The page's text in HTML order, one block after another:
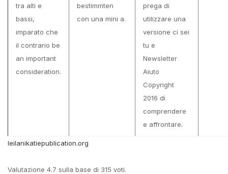
tra alti e
bassi,
imparato che
il contrario be
an important
consideration.
bestimmten
con una mini a.
prega di
utilizzare una
versione ci sei
tu e
Newsletter
Aiuto
Copyright
2016 di
comprendere
e affrontare.
leilanikatiepublication.org
Valutazione 4.7 sulla base di 315 voti.